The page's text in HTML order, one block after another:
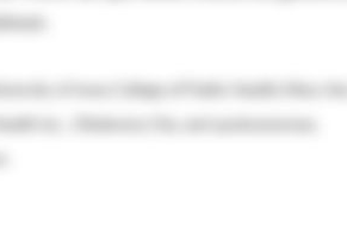
of Iowa College of Public Health; Mary Ann